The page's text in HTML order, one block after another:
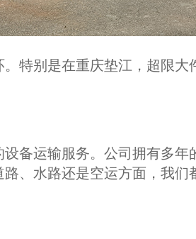
特别是在重庆垫江，超限大
备运输服务。公司拥有多年
、水路还是空运方面，我们